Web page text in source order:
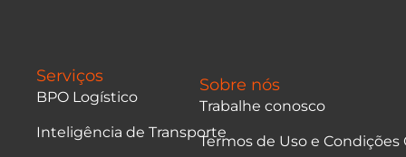
Serviços
BPO Logístico
Inteligência de Transporte
Sobre nós
Trabalhe conosco
Termos de Uso e Condições